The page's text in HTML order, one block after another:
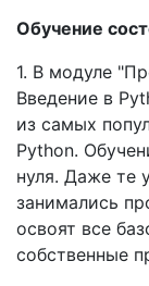
Обучение
1. В модуле
Введение в
из самых
Python.
нуля. Даже те
занимались
освоят все
собственные